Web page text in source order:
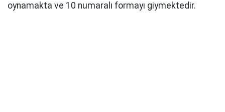
oynamakta ve 10 numaralı formayı giymektedir.